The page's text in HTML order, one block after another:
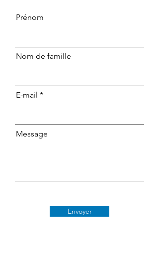
Prénom
Nom de famille
E-mail
Message
Envoyer